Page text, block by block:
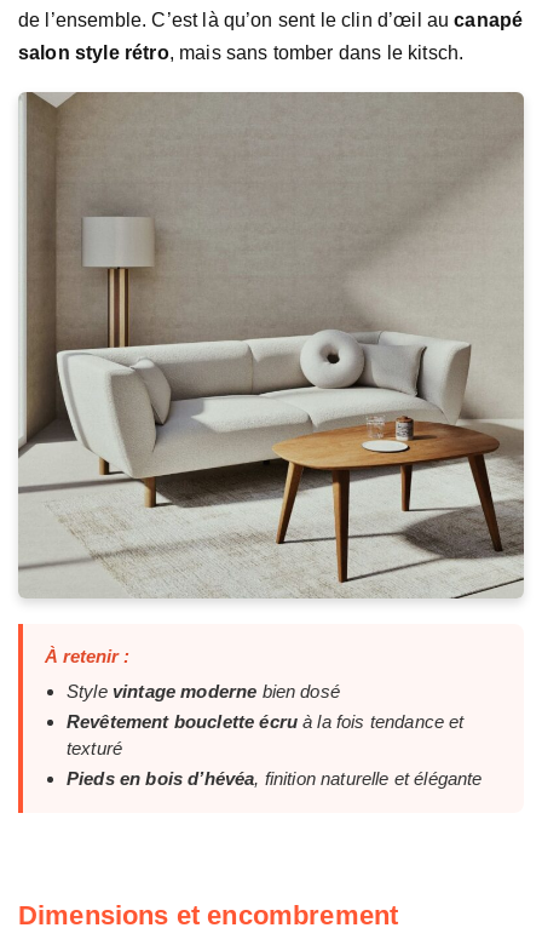
de l’ensemble. C’est là qu’on sent le clin d’œil aucanapé
salon style rétro, mais sans tomber dans le kitsch.
À retenir :
Style vintage moderne bien dosé
Revêtement bouclette écru à la fois tendance et
texturé
Pieds en bois d’hévéa, finition naturelle et élégante
Dimensions et encombrement